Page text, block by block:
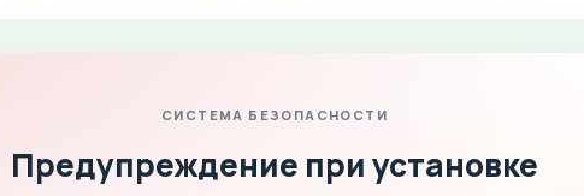
СИСТЕМА БЕЗОПАСНОСТИ
Предупреждение при установке